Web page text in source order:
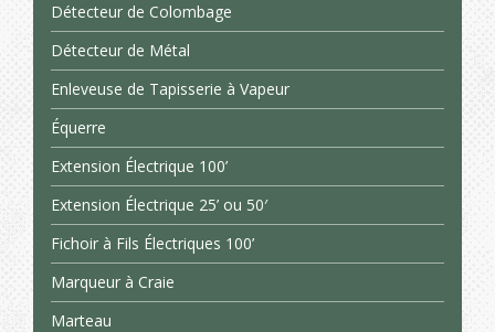
Détecteur de Colombage
Détecteur de Métal
Enleveuse de Tapisserie à Vapeur
Équerre
Extension Électrique 100’
Extension Électrique 25’ ou 50′
Fichoir à Fils Électriques 100’
Marqueur à Craie
Marteau